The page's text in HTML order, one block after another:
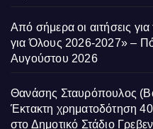
Από σήμερα οι αιτήσεις
για Όλους 2026-2027» –
Αυγούστου 2026
Θανάσης Σταυρόπουλος
Έκτακτη χρηματοδότηση
στο Δημοτικό Στάδιο